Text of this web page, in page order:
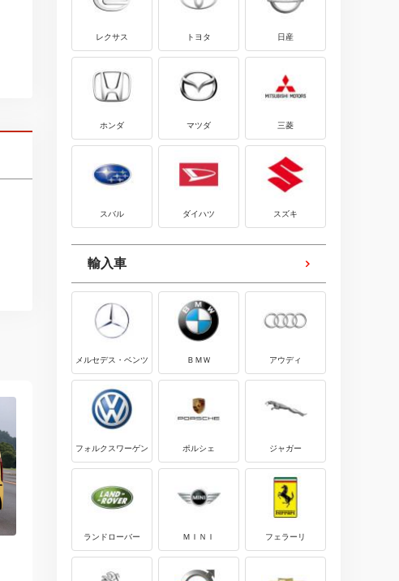
レクサス トヨタ 日産
ホンダ マツダ 三菱
スバル ダイハツ スズキ
輸入車
メルセデス・ベンツ ＢＭＷ アウディ
フォルクスワーゲン ポルシェ ジャガー
ランドローバー ＭＩＮＩ フェラーリ